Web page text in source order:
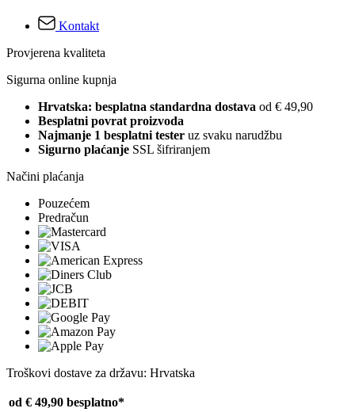
Kontakt
Provjerena kvaliteta
Sigurna online kupnja
Hrvatska: besplatna standardna dostava od € 49,90
Besplatni povrat proizvoda
Najmanje 1 besplatni tester uz svaku narudžbu
Sigurno plaćanje SSL šifriranjem
Načini plaćanja
Pouzećem
Predračun
Troškovi dostave za državu: Hrvatska
od € 49,90 besplatno*